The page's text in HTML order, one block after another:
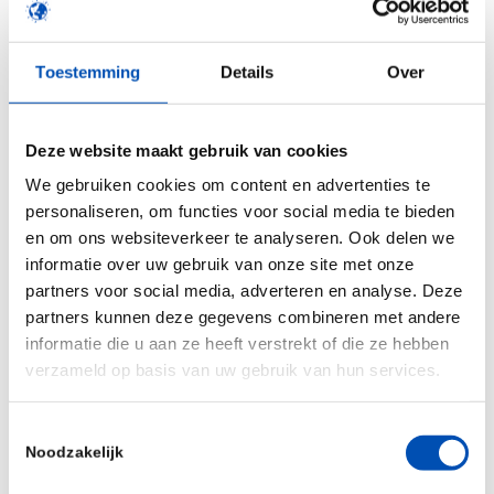
Toestemming Details Over
Deze website maakt gebruik van cookies
We gebruiken cookies om content en advertenties te
personaliseren, om functies voor social media te bieden
en om ons websiteverkeer te analyseren. Ook delen we
informatie over uw gebruik van onze site met onze
partners voor social media, adverteren en analyse. Deze
partners kunnen deze gegevens combineren met andere
informatie die u aan ze heeft verstrekt of die ze hebben
verzameld op basis van uw gebruik van hun services.
Noodzakelijk
(hoornlaag) vormt een natuurlijke barrière en
hierdoor komt doorgaans slechts 10 tot maximaal
50 procent van het geneesmiddel daadwerkelijk in
het lichaam terecht. Bovendien bevatten de
veiligheidsrisico kunnen vormen. Met de
micronaaldentechnologie van MyLife Technologies
worden geneesmiddelen naar verwachting
efficiënter opgenomen.
Klinische werking
eerste klinische testen gaan uitvoeren. “ Het is